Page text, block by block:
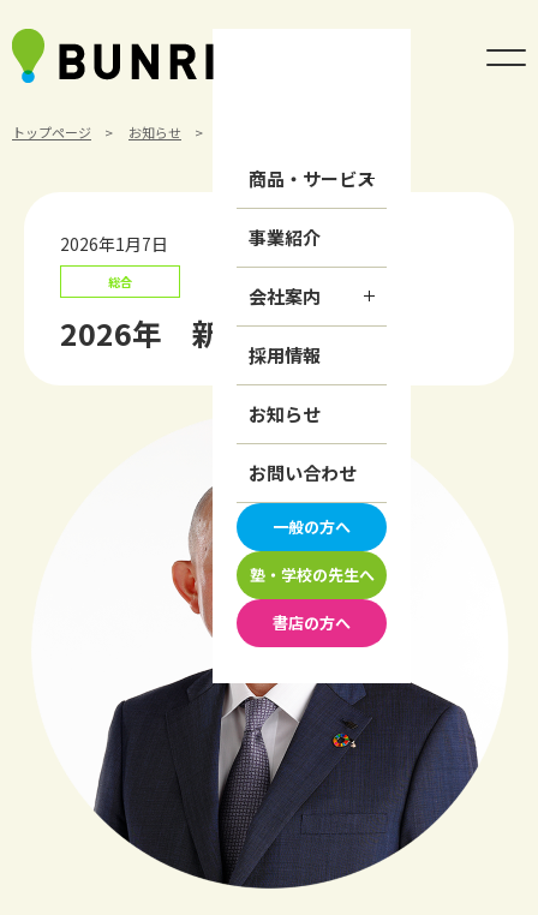
一般の方へ
塾・学校の先生へ
書店の方へ
商品・サービス
事業紹介
会社案内
採用情報
お知らせ
お問い合わせ
トップページ お知らせ
2026年1月7日
総合
2026年 新年ご挨拶